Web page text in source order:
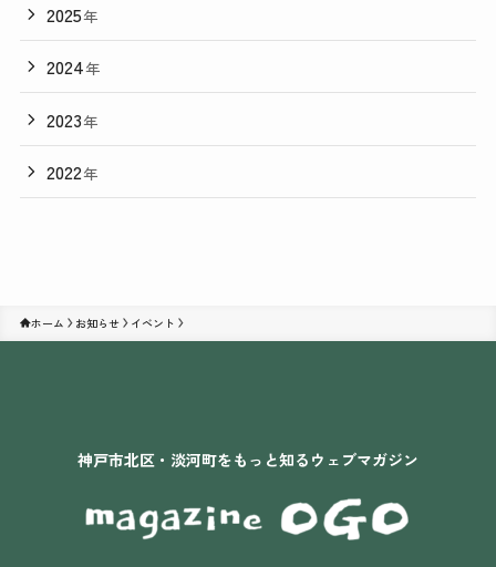
2025年
2024年
2023年
2022年
ホーム お知らせ イベント
神戸市北区・淡河町をもっと知るウェブマガジン